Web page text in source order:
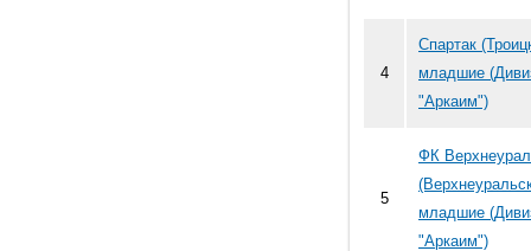
4
Спартак
младшие
"Аркаим")
5
ФК
младшие
"Аркаим")